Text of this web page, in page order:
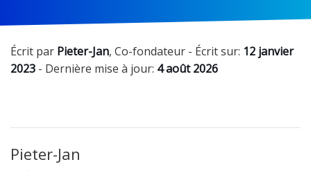
Écrit par Pieter-Jan, Co-fondateur - Écrit sur: 12 janvier
2023 - Dernière mise à jour: 4 août 2026
Pieter-Jan